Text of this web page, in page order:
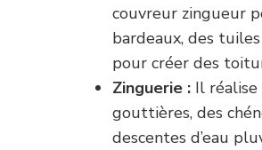
couvreur zingueur
bardeaux, des
pour créer des
Zinguerie : Il réalise
gouttières, des
descentes d’eau